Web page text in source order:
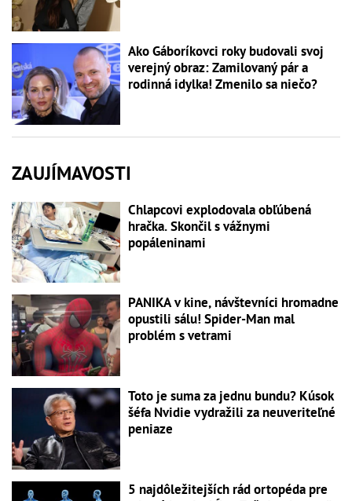
Ako Gáboríkovci roky budovali svoj
verejný obraz: Zamilovaný pár a
rodinná idylka! Zmenilo sa niečo?
ZAUJÍMAVOSTI
Chlapcovi explodovala obľúbená
hračka. Skončil s vážnymi
popáleninami
PANIKA v kine, návštevníci hromadne
opustili sálu! Spider-Man mal
problém s vetrami
Toto je suma za jednu bundu? Kúsok
šéfa Nvidie vydražili za neuveriteľné
peniaze
5 najdôležitejších rád ortopéda pre